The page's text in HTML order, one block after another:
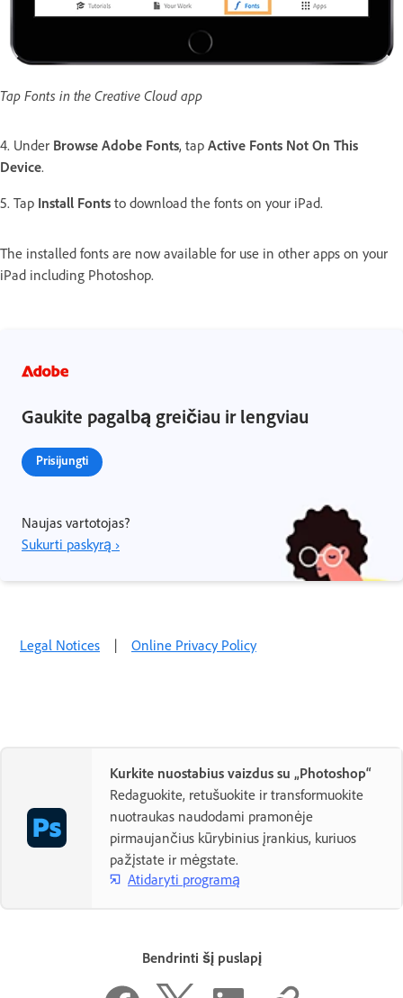
Tap Fonts in the Creative Cloud app
4. Under Browse Adobe Fonts, tap Active Fonts Not On This
Device.
5. Tap Install Fonts to download the fonts on your iPad.
The installed fonts are now available for use in other apps on your
iPad including Photoshop.
Gaukite pagalbą greičiau ir lengviau
Prisijungti
Naujas vartotojas?
Sukurti paskyrą ›
Legal Notices | Online Privacy Policy
Kurkite nuostabius vaizdus su „Photoshop“
Redaguokite, retušuokite ir transformuokite
nuotraukas naudodami pramonėje
pirmaujančius kūrybinius įrankius, kuriuos
pažįstate ir mėgstate.
Atidaryti programą
Bendrinti šį puslapį